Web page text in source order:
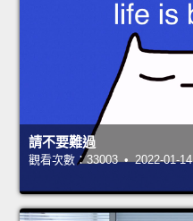
請不要難過
觀看次數：33003 • 2022-01-14